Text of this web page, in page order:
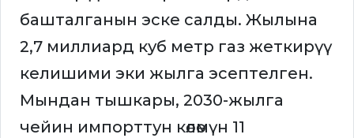
башталганын эске салды. Жылына
2,7 миллиард куб метр газ жеткирүү
келишими эки жылга эсептелген.
Мындан тышкары, 2030-жылга
чейин импорттун көлөмүн 11